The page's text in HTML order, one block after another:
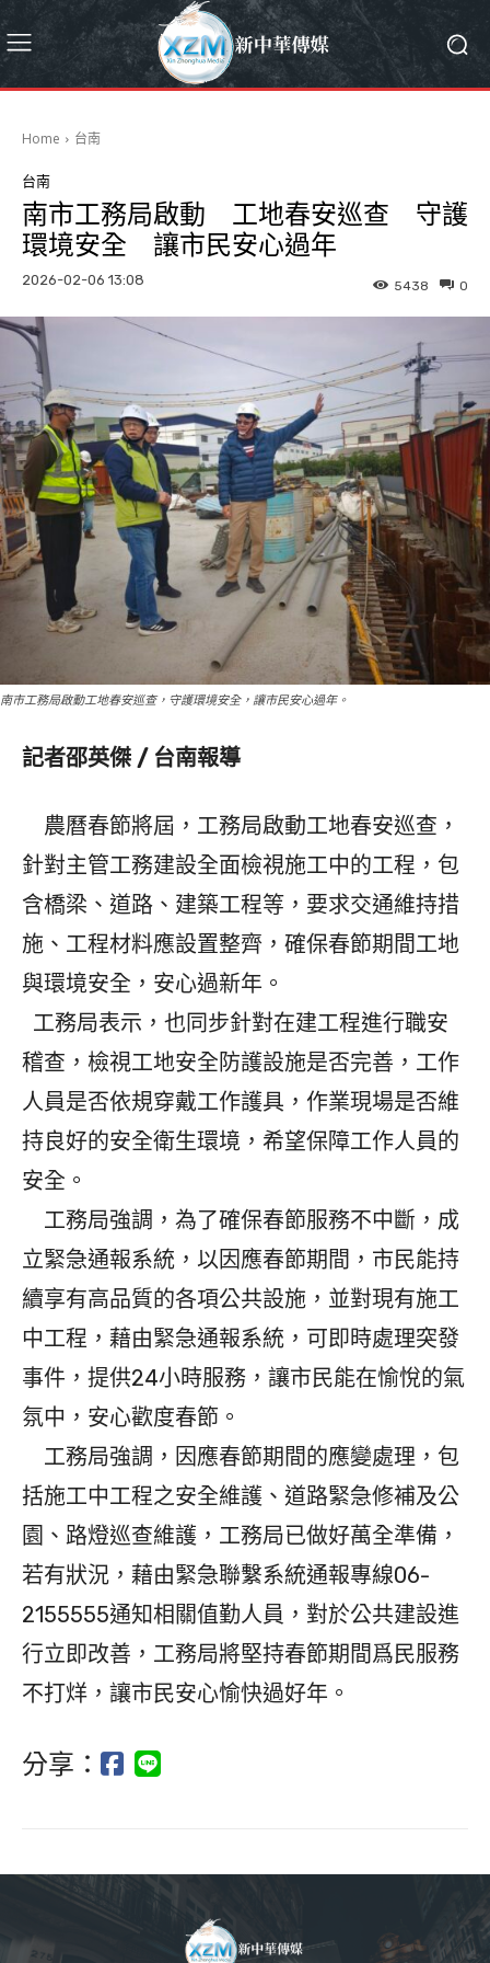
Home 台南
台南
南市工務局啟動 工地春安巡查 守護
環境安全 讓市民安心過年
2026-02-06 13:08 0
5438
南市工務局啟動工地春安巡查，守護環境安全，讓市民安心過年。
記者邵英傑 / 台南報導
農曆春節將屆，工務局啟動工地春安巡查，
針對主管工務建設全面檢視施工中的工程，包
含橋梁、道路、建築工程等，要求交通維持措
施、工程材料應設置整齊，確保春節期間工地
與環境安全，安心過新年。
工務局表示，也同步針對在建工程進行職安
稽查，檢視工地安全防護設施是否完善，工作
人員是否依規穿戴工作護具，作業現場是否維
持良好的安全衛生環境，希望保障工作人員的
安全。
工務局強調，為了確保春節服務不中斷，成
立緊急通報系統，以因應春節期間，市民能持
續享有高品質的各項公共設施，並對現有施工
中工程，藉由緊急通報系統，可即時處理突發
事件，提供24小時服務，讓市民能在愉悅的氣
氛中，安心歡度春節。
工務局強調，因應春節期間的應變處理，包
括施工中工程之安全維護、道路緊急修補及公
園、路燈巡查維護，工務局已做好萬全準備，
若有狀況，藉由緊急聯繫系統通報專線06-
2155555通知相關值勤人員，對於公共建設進
行立即改善，工務局將堅持春節期間爲民服務
不打烊，讓市民安心愉快過好年。
分享：